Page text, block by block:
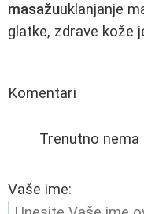
masažuuklanjanje
glatke, zdrave kože
Komentari
Trenutno
Vaše ime: